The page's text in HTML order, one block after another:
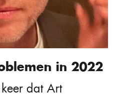
in 2022
dat Art